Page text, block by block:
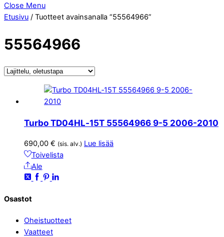
Close Menu
Etusivu / Tuotteet avainsanalla “55564966”
55564966
Turbo TD04HL‑15T 55564966 9-5 2006-2010
690,00 € (sis. alv.) Lue lisää
Toivelista
Ale
Osastot
Oheistuotteet
Vaatteet